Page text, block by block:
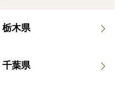
栃木県
千葉県